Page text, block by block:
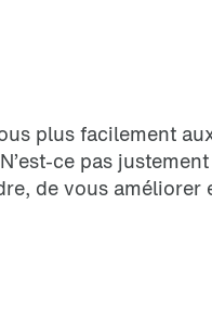
plus facilement
ce pas
de vous améliorer